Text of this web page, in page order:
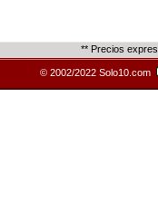
** Precios
© 2002/2022 Solo10.com